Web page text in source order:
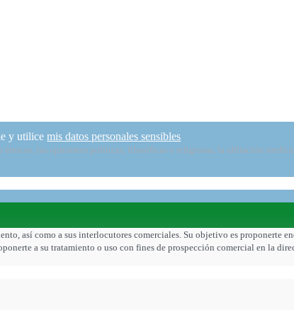
y utilicemis datos personales sensibles
étnicos, las opiniones políticas, filosóficas o religiosas, la afiliación
así como a sus interlocutores comerciales. Su objetivo es proponerte
a su tratamiento o uso con fines de prospección comercial en la